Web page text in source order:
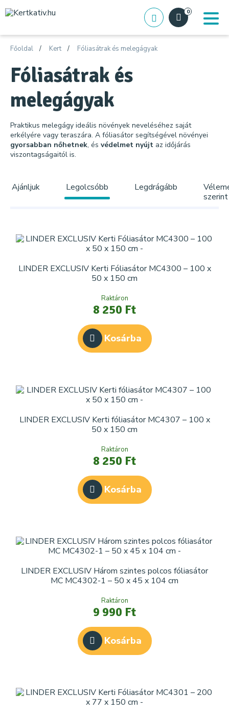
0
Főoldal Kert Fóliasátrak és melegágyak
Fóliasátrak és
melegágyak
Praktikus melegágy ideális növények neveléséhez saját
erkélyére vagy teraszára. A fóliasátor segítségével növényei
gyorsabban nőhetnek, és védelmet nyújt az időjárás
viszontagságaitól is.
Ajánljuk Legolcsóbb Legdrágább
szerint
LINDER EXCLUSIV Kerti Fóliasátor MC4300 – 100 x
50 x 150 cm
Raktáron
8 250 Ft
Kosárba
LINDER EXCLUSIV Kerti fóliasátor MC4307 – 100 x
50 x 150 cm
Raktáron
8 250 Ft
Kosárba
LINDER EXCLUSIV Három szintes polcos fóliasátor
MC MC4302-1 – 50 x 45 x 104 cm
Raktáron
9 990 Ft
Kosárba